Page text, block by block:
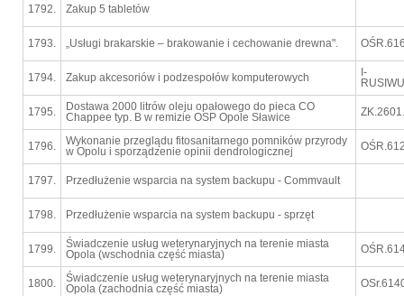
1792. Zakup 5 tabletów
1793. „Usługi brakarskie – brakowanie i cechowanie drewna".
1794. Zakup akcesoriów i podzespołów komputerowych
I-
1795.
Dostawa 2000 litrów oleju opałowego do pieca CO
Chappee typ. B w remizie OSP Opole Sławice
1796.
Wykonanie przeglądu fitosanitarnego pomników przyrody
w Opolu i sporządzenie opinii dendrologicznej
1797. Przedłużenie wsparcia na system backupu - Commvault
1798. Przedłużenie wsparcia na system backupu - sprzęt
1799.
Świadczenie usług weterynaryjnych na terenie miasta
Opola (wschodnia część miasta)
1800.
Świadczenie usług weterynaryjnych na terenie miasta
Opola (zachodnia część miasta)